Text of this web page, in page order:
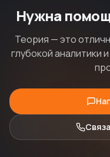
Нужна
Теория — это
глубокой аналитики